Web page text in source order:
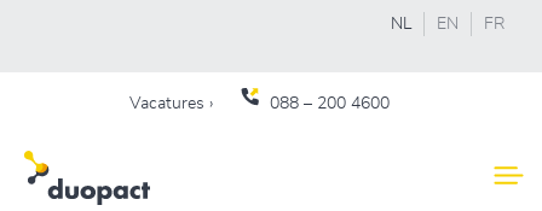
NL EN FR
Vacatures › 088 – 200 4600